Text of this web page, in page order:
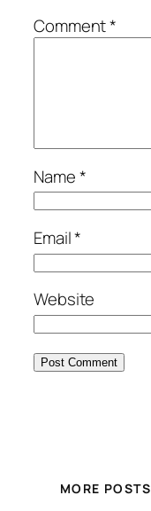
Comment*
Name*
Email*
Website
MORE POSTS